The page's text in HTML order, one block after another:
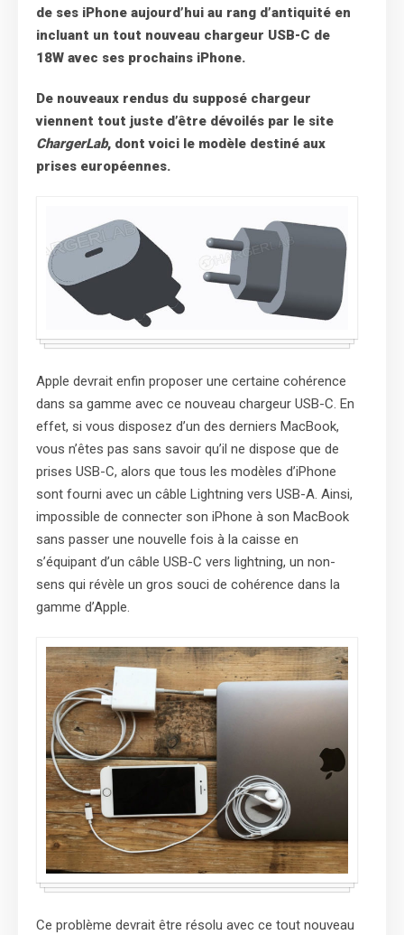
de ses iPhone aujourd’hui au rang d’antiquité en
incluant un tout nouveau chargeur USB-C de
18W avec ses prochains iPhone.
De nouveaux rendus du supposé chargeur
viennent tout juste d’être dévoilés par le site
ChargerLab, dont voici le modèle destiné aux
prises européennes.
Apple devrait enfin proposer une certaine cohérence
dans sa gamme avec ce nouveau chargeur USB-C. En
effet, si vous disposez d’un des derniers MacBook,
vous n’êtes pas sans savoir qu’il ne dispose que de
prises USB-C, alors que tous les modèles d’iPhone
sont fourni avec un câble Lightning vers USB-A. Ainsi,
impossible de connecter son iPhone à son MacBook
sans passer une nouvelle fois à la caisse en
s’équipant d’un câble USB-C vers lightning, un non-
sens qui révèle un gros souci de cohérence dans la
gamme d’Apple.
Ce problème devrait être résolu avec ce tout nouveau